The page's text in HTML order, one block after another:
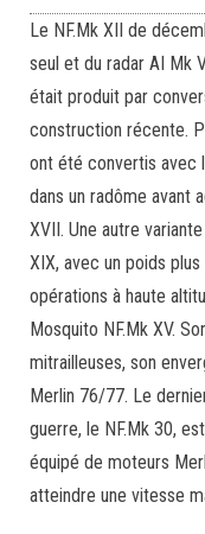
Le NF.Mk XII de
seul et du radar AI Mk
était produit par
construction récente.
ont été convertis avec
dans un radôme avant
XVII. Une autre
XIX, avec un poids
opérations à haute
Mosquito NF.Mk XV.
mitrailleuses, son
Merlin 76/77. Le
guerre, le NF.Mk 30,
équipé de moteurs
atteindre une vitesse